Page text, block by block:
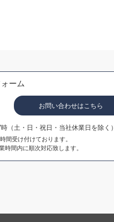
ーム
お問い合わせはこちら
（土・日・祝日・当社休業日を除く）
間受け付けております。
間内に順次対応致します。